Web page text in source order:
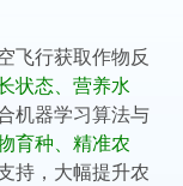
飞行获取作物反
状态、营养水
机器学习算法与
育种、精准农
持，大幅提升农